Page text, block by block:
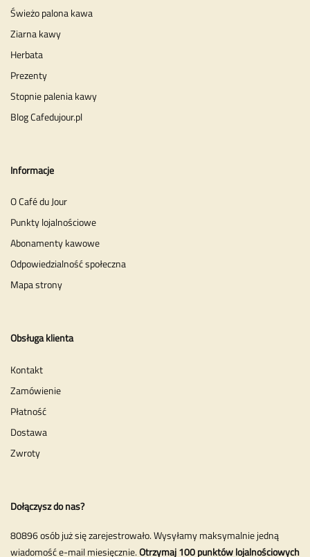
Świeżo palona kawa
Ziarna kawy
Herbata
Prezenty
Stopnie palenia kawy
Blog Cafedujour.pl
Informacje
O Café du Jour
Punkty lojalnościowe
Abonamenty kawowe
Odpowiedzialność społeczna
Mapa strony
Obsługa klienta
Kontakt
Zamówienie
Płatność
Dostawa
Zwroty
Dołączysz do nas?
80896 osób już się zarejestrowało. Wysyłamy maksymalnie jedną
wiadomość e-mail miesięcznie.Otrzymaj 100 punktów lojalnościowych